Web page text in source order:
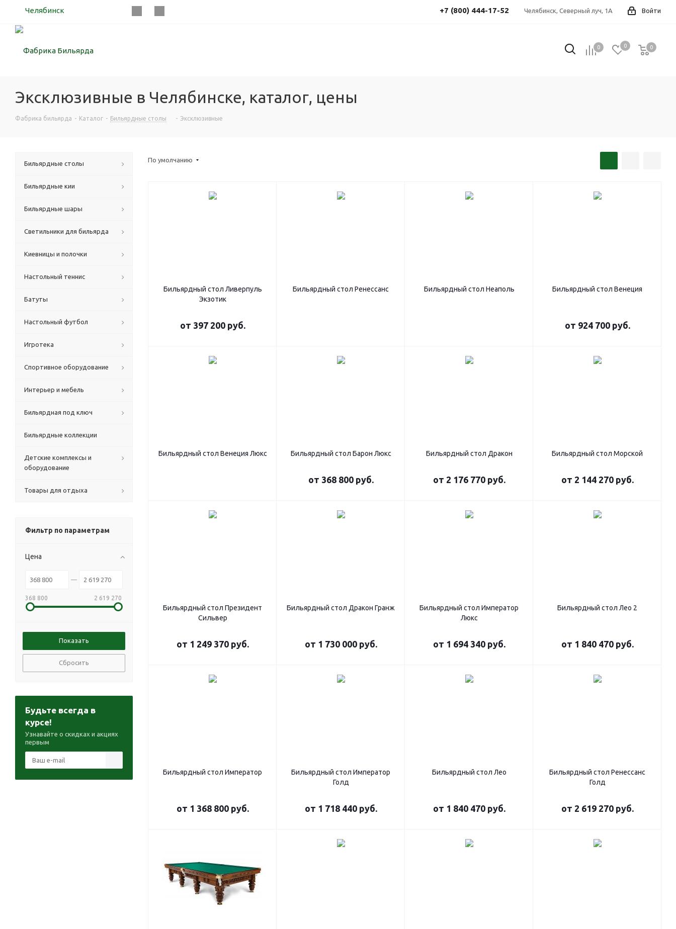
Челябинск Войти
Челябинск, Северный луч, 1А
+7 (800) 444-17-52
0 0 0
0
Эксклюзивные в Челябинске, каталог, цены
Фабрика бильярда - Каталог - Бильярдные столы - Эксклюзивные
По умолчанию
Бильярдный стол Ливерпуль
Экзотик
от 397 200 руб.
Бильярдный стол Ренессанс Бильярдный стол Неаполь Бильярдный стол Венеция
от 924 700 руб.
Бильярдный стол Венеция Люкс Бильярдный стол Барон Люкс
от 368 800 руб.
Бильярдный стол Дракон
от 2 176 770 руб.
Бильярдный стол Морской
от 2 144 270 руб.
Бильярдный стол Президент
Сильвер
от 1 249 370 руб.
Бильярдный стол Дракон Гранж
от 1 730 000 руб.
Бильярдный стол Император
Люкс
от 1 694 340 руб.
Бильярдный стол Лео 2
от 1 840 470 руб.
Бильярдный стол Император
от 1 368 800 руб.
Бильярдный стол Император
Голд
от 1 718 440 руб.
Бильярдный стол Лео
от 1 840 470 руб.
Бильярдный стол Ренессанс
Голд
от 2 619 270 руб.
Бильярдные столы
Бильярдные кии
Бильярдные шары
Светильники для бильярда
Киевницы и полочки
Настольный теннис
Батуты
Настольный футбол
Игротека
Спортивное оборудование
Интерьер и мебель
Бильярдная под ключ
Бильярдные коллекции
Детские комплексы и
оборудование
Товары для отдыха
Фильтр по параметрам
Цена
368 800 2 619 270
Сбросить
Будьте всегда в
курсе!
Узнавайте о скидках и акциях
первым